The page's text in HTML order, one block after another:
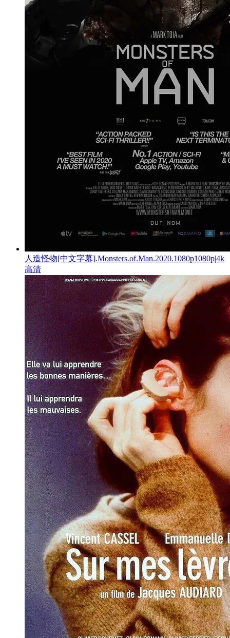
人造怪物[中文字幕].Monsters.of.Man.2020.1080p1080p|4k
高清